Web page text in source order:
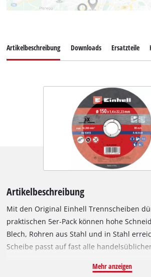
Artikelbeschreibung Downloads Ersatzteile
Artikelbeschreibung
Mit den Original Einhell Trennscheiben
praktischen 5er-Pack können hohe
Blech, Rohren aus Stahl und in Stahl
Scheibe passt auf fast alle
Die Trennscheibe hat einen
Mehr anzeigen